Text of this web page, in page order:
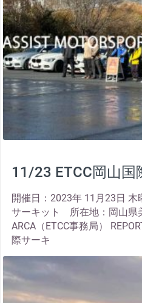
11/23 ETCC岡山国
開催日：2023年 11月23日
サーキット 所在地：岡山県
ARCA（ETCC事務局）
際サーキ
thumbnail